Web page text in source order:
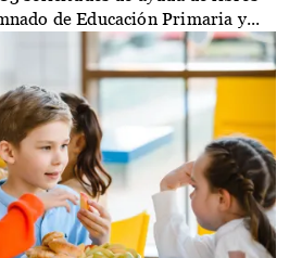
de Educación Primaria y...